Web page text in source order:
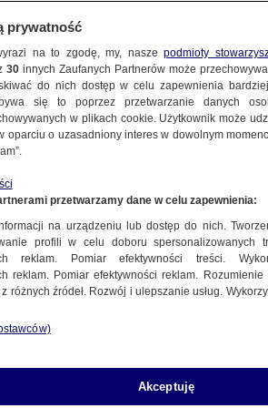
6.04.2009, 18:11
prywatność
na to zgodę, my, naszepodmioty
30 innych Zaufanych Partnerów może
do nich dostęp w celu zapewnienia
się to poprzez przetwarzanie danych
w plikach cookie. Użytkownik może
oparciu o uzasadniony interes w dowolnym
przetwarzamy dane w celu zapewnienia:
na urządzeniu lub dostęp do nich.
profili w celu doboru spersonalizowanych
reklam. Pomiar efektywności treści.
reklam. Pomiar efektywności reklam.
różnych źródeł. Rozwój i ulepszanie usług.
Akceptuję